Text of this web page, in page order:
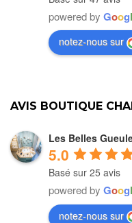
powered by Googl
notez-nous sur
AVIS BOUTIQUE
Les Belles
5.0
Basé sur 25 avis
powered by Googl
notez-nous sur